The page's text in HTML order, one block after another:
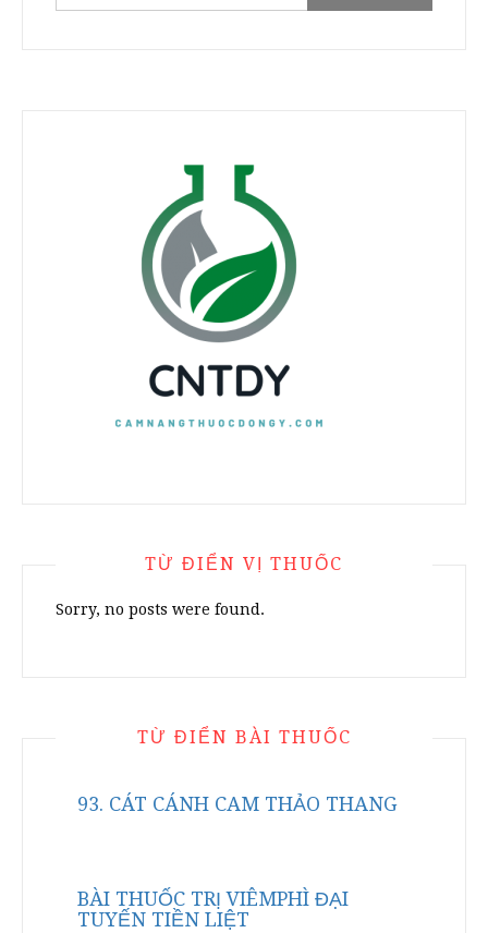
kiếm
TỪ ĐIỂN VỊ THUỐC
Sorry, no posts were found.
TỪ ĐIỂN BÀI THUỐC
93. CÁT CÁNH CAM THẢO THANG
BÀI THUỐC TRỊ VIÊMPHÌ ĐẠI
TUYẾN TIỀN LIỆT